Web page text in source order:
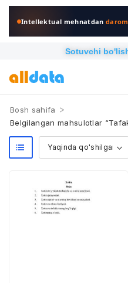
Intellektual mehnatdan
Sotuvchi
Bosh sahifa >
Belgilangan mahsulotlar